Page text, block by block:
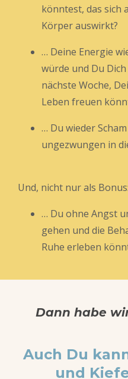
könntest, das sich
Körper auswirkt?
… Deine Energie
würde und Du
nächste Woche,
Leben freuen
… Du wieder
ungezwungen in
Und, nicht nur als Bonus:
… Du ohne Angst
gehen und die
Ruhe erleben
Dann habe
Auch Du
und